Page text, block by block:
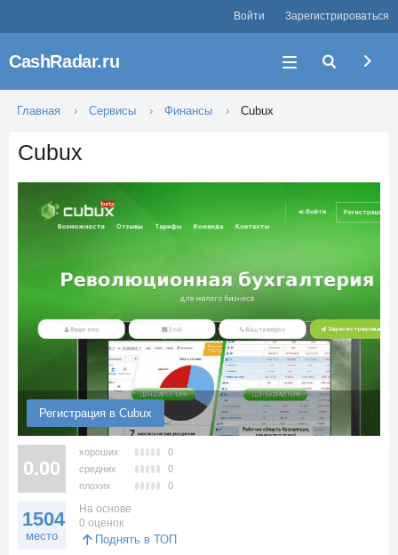
Войти Зарегистрироваться
CashRadar.ru
Главная Сервисы Финансы Cubux
Cubux
Регистрация в Cubux
0.00
хороших
0
средних
0
плохих
0
1504
место
На основе
0 оценок
Поднять в ТОП